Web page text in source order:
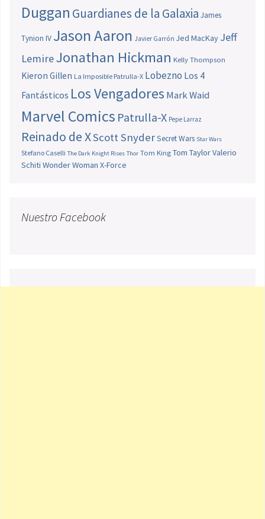
Duggan Guardianes de la Galaxia James
Tynion IV Jason Aaron Javier Garrón Jed MacKay Jeff
LemireJonathan Hickman Kelly Thompson
Kieron Gillen La Imposible Patrulla-X Lobezno Los 4
Fantásticos Los Vengadores Mark Waid
Marvel Comics Patrulla-X Pepe Larraz
Reinado de XScott SnyderSecret Wars Star Wars
Stefano Caselli The Dark Knight Rises Thor Tom King Tom TaylorValerio
Schiti Wonder Woman X-Force
Nuestro Facebook